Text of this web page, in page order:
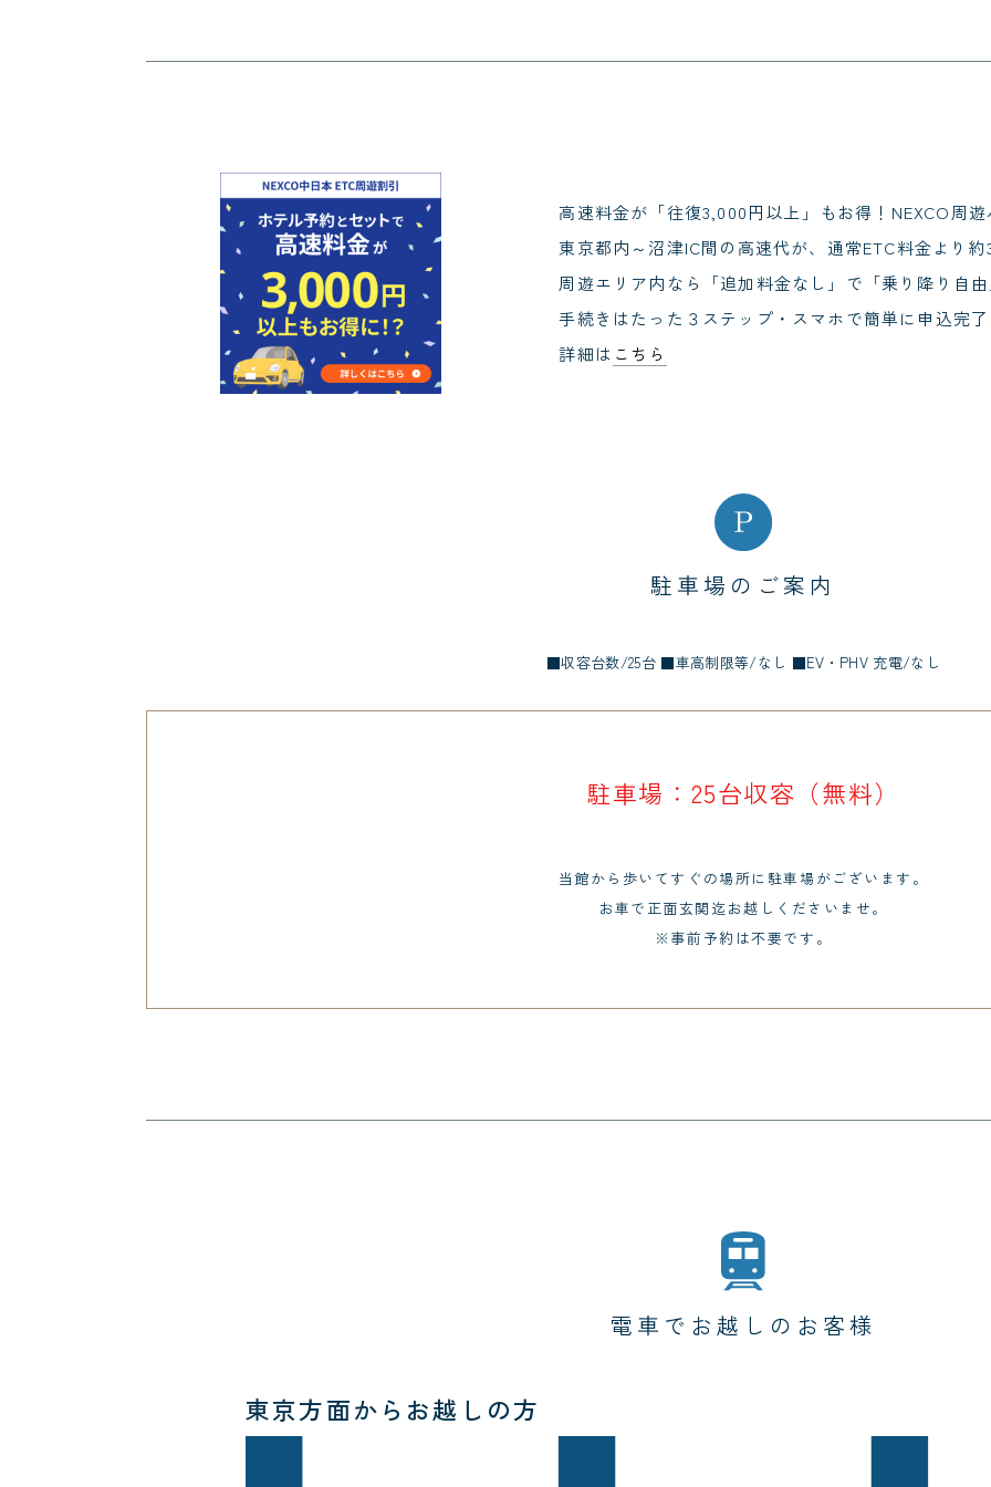
高速料金が「往復3,000円以上」もお得！NEXCO周
東京都内～沼津IC間の高速代が、通常ETC料金より
周遊エリア内なら「追加料金なし」で「乗り降り自
手続きはたった３ステップ・スマホで簡単に申込完
詳細は こちら
駐車場のご案内
■収容台数/25台 ■車高制限等/なし ■EV・PHV 充電/なし
駐車場：25台収容（無料）
当館から歩いてすぐの場所に駐車場がございます。
お車で正面玄関迄お越しくださいませ。
※事前予約は不要です。
電車でお越しのお客様
東京方面からお越しの方